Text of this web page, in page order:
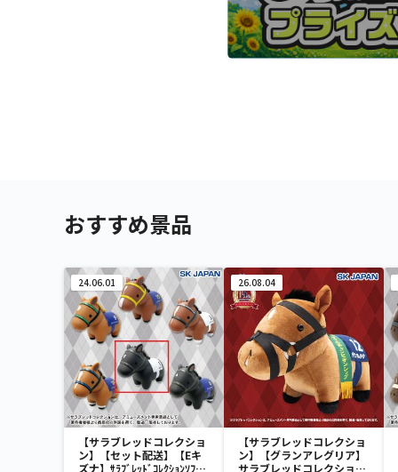
おすすめ景品
24.06.01
【サラブレッドコレクショ
ン】【セット配送】【Eキ
ズナ】ｻﾗﾌﾞﾚｯﾄﾞｺﾚｸｼｮﾝｿﾌﾋﾞ
26.08.04
【サラブレッドコレクショ
ン】【グランアレグリア】
サラブレッドコレクション